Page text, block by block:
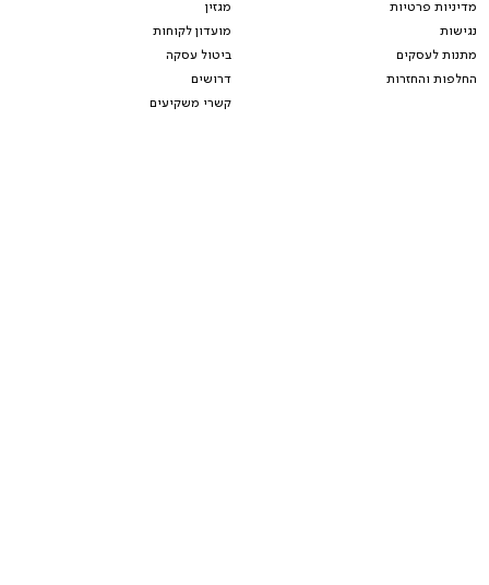
מדיניות פרטיות
נגישות
מתנות לעסקים
החלפות והחזרות
מגזין
מועדון לקוחות
ביטול עסקה
דרושים
קשרי משקיעים